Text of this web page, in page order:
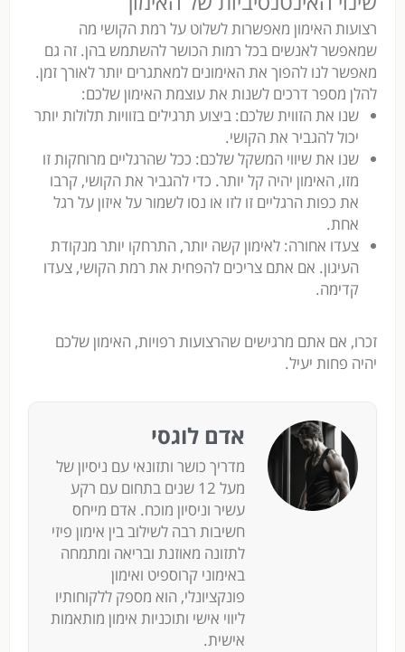
רצועות האימון מאפשרות לשלוט על רמת הקושי מה
שמאפשר לאנשים בכל רמות הכושר להשתמש בהן. זה גם
מאפשר לנו להפוך את האימונים למאתגרים יותר לאורך זמן.
להלן מספר דרכים לשנות את עוצמת האימון שלכם:
שנו את הזווית שלכם: ביצוע תרגילים בזוויות תלולות יותר
יכול להגביר את הקושי.
שנו את שיווי המשקל שלכם: ככל שהרגליים מרוחקות זו
מזו, האימון יהיה קל יותר. כדי להגביר את הקושי, קרבו
את כפות הרגליים זו לזו או נסו לשמור על איזון על רגל
אחת.
צעדו אחורה: לאימון קשה יותר, התרחקו יותר מנקודת
העיגון. אם אתם צריכים להפחית את רמת הקושי, צעדו
קדימה.
זכרו, אם אתם מרגישים שהרצועות רפויות, האימון שלכם
יהיה פחות יעיל.
אדם לוגסי
מדריך כושר ותזונאי עם ניסיון של
מעל 12 שנים בתחום עם רקע
עשיר וניסיון מוכח. אדם מייחס
חשיבות רבה לשילוב בין אימון פיזי
לתזונה מאוזנת ובריאה ומתמחה
באימוני קרוספיט ואימון
פונקציונלי, הוא מספק ללקוחותיו
ליווי אישי ותוכניות אימון מותאמות
אישית.